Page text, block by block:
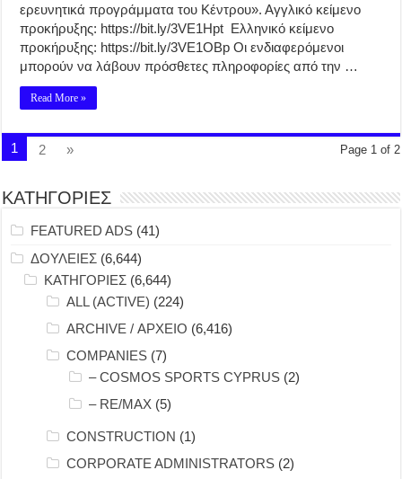
ερευνητικά προγράμματα του Κέντρου». Αγγλικό κείμενο
προκήρυξης: https://bit.ly/3VE1Hpt Ελληνικό κείμενο
προκήρυξης: https://bit.ly/3VE1OBp Οι ενδιαφερόμενοι
μπορούν να λάβουν πρόσθετες πληροφορίες από την …
Read More »
Page 1 of 2
1 2 »
ΚΑΤΗΓΟΡΙΕΣ
FEATURED ADS (41)
ΔΟΥΛΕΙΕΣ (6,644)
ΚΑΤΗΓΟΡΙΕΣ (6,644)
ALL (ACTIVE) (224)
ARCHIVE / ΑΡΧΕΙΟ (6,416)
COMPANIES (7)
– COSMOS SPORTS CYPRUS (2)
– RE/MAX (5)
CONSTRUCTION (1)
CORPORATE ADMINISTRATORS (2)